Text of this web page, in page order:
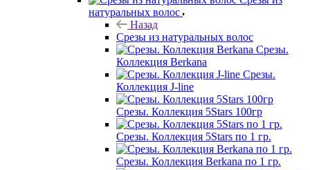
натуральных волос
Назад
Срезы из натуральных волос
Срезы.
Коллекция Berkana
Срезы.
Коллекция J-line
Срезы. Коллекция 5Stars 100гр
Срезы. Коллекция 5Stars по 1 гр.
Срезы. Коллекция Berkana по 1 гр.